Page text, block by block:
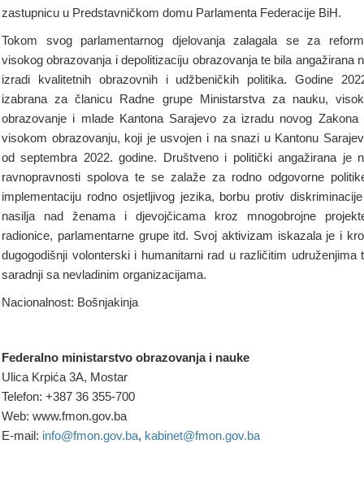
zastupnicu u Predstavničkom domu Parlamenta Federacije BiH.
Tokom svog parlamentarnog djelovanja zalagala se za
visokog obrazovanja i depolitizaciju obrazovanja te bila angažirana
izradi kvalitetnih obrazovnih i udžbeničkih politika. Godine
izabrana za članicu Radne grupe Ministarstva za nauku,
obrazovanje i mlade Kantona Sarajevo za izradu novog Zakona
visokom obrazovanju, koji je usvojen i na snazi u Kantonu
od septembra 2022. godine. Društveno i politički angažirana je
ravnopravnosti spolova te se zalaže za rodno odgovorne
implementaciju rodno osjetljivog jezika, borbu protiv
nasilja nad ženama i djevojčicama kroz mnogobrojne
radionice, parlamentarne grupe itd. Svoj aktivizam iskazala je i
dugogodišnji volonterski i humanitarni rad u različitim udruženjima
saradnji sa nevladinim organizacijama.
Nacionalnost: Bošnjakinja
Federalno ministarstvo obrazovanja i nauke
Ulica Krpića 3A, Mostar
Telefon: +387 36 355-700
Web: www.fmon.gov.ba
E-mail: info@fmon.gov.ba, kabinet@fmon.gov.ba